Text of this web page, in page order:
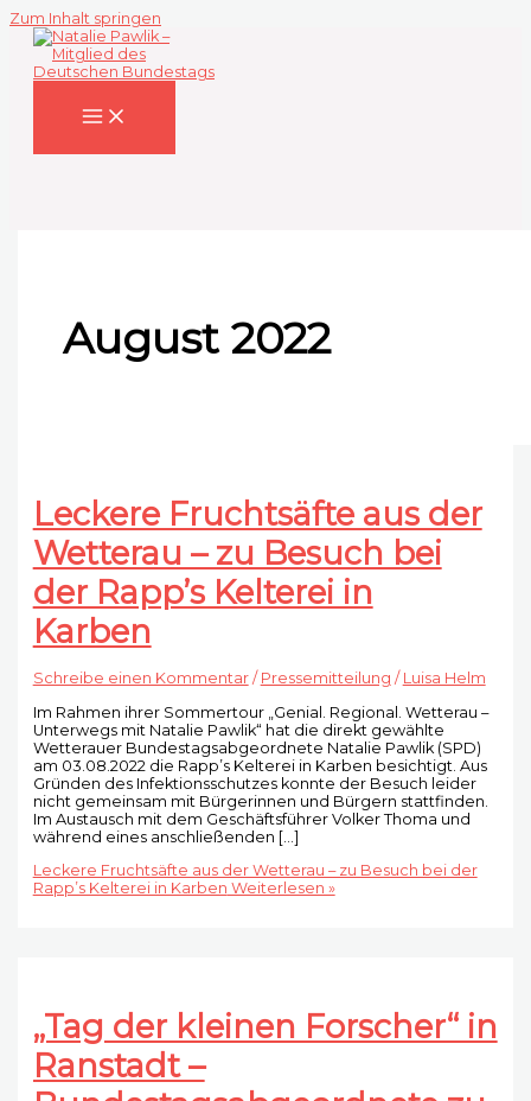
Zum Inhalt springen
August 2022
Leckere Fruchtsäfte aus der
Wetterau – zu Besuch bei
der Rapp’s Kelterei in
Karben
Schreibe einen Kommentar / Pressemitteilung / Luisa Helm
Im Rahmen ihrer Sommertour „Genial. Regional. Wetterau –
Unterwegs mit Natalie Pawlik“ hat die direkt gewählte
Wetterauer Bundestagsabgeordnete Natalie Pawlik (SPD)
am 03.08.2022 die Rapp’s Kelterei in Karben besichtigt. Aus
Gründen des Infektionsschutzes konnte der Besuch leider
nicht gemeinsam mit Bürgerinnen und Bürgern stattfinden.
Im Austausch mit dem Geschäftsführer Volker Thoma und
während eines anschließenden […]
Leckere Fruchtsäfte aus der Wetterau – zu Besuch bei der
Rapp’s Kelterei in Karben Weiterlesen »
„Tag der kleinen Forscher“ in
Ranstadt –